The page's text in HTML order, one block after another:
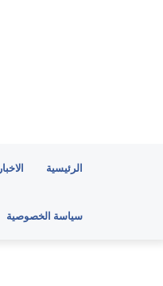
الرئيسية الاخبار
سياسة الخصوصية